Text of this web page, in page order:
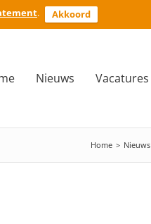
.
Akkoord
Nieuws Vacatures
Home > Nieuws